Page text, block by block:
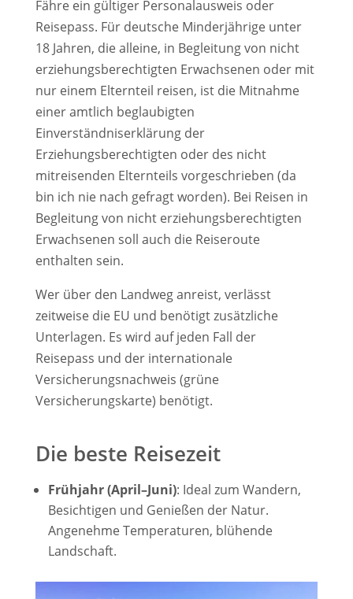
Fähre ein gültiger Personalausweis oder
Reisepass. Für deutsche Minderjährige unter
18 Jahren, die alleine, in Begleitung von nicht
erziehungsberechtigten Erwachsenen oder mit
nur einem Elternteil reisen, ist die Mitnahme
einer amtlich beglaubigten
Einverständniserklärung der
Erziehungsberechtigten oder des nicht
mitreisenden Elternteils vorgeschrieben (da
bin ich nie nach gefragt worden). Bei Reisen in
Begleitung von nicht erziehungsberechtigten
Erwachsenen soll auch die Reiseroute
enthalten sein.
Wer über den Landweg anreist, verlässt
zeitweise die EU und benötigt zusätzliche
Unterlagen. Es wird auf jeden Fall der
Reisepass und der internationale
Versicherungsnachweis (grüne
Versicherungskarte) benötigt.
Die beste Reisezeit
Frühjahr (April–Juni): Ideal zum Wandern,
Besichtigen und Genießen der Natur.
Angenehme Temperaturen, blühende
Landschaft.